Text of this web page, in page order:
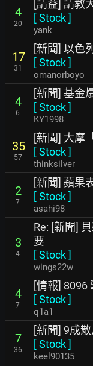
4
20
[請益] 請教
[Stock]
yank
17
31
[新聞] 以色
[Stock]
omanorboyo
4
6
[新聞] 基金
[Stock]
KY1998
35
57
[新聞] 大摩
[Stock]
thinksilver
2
7
[新聞] 蘋果
[Stock]
asahi98
3
4
Re: [新聞]
要
[Stock]
wings22w
4
7
[情報] 8096
[Stock]
q1a1
7
36
[新聞] 9成
[Stock]
keel90135